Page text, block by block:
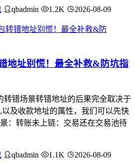
qbadmin 1.2K 2026-08-09
地址别慌！最全补救&防坑指
转错场景转错地址的后果完全取决于
及收款地址的属性，我们可以先快
：转账未上链：交易还在交易池待
qbadmin 1.1K 2026-08-09